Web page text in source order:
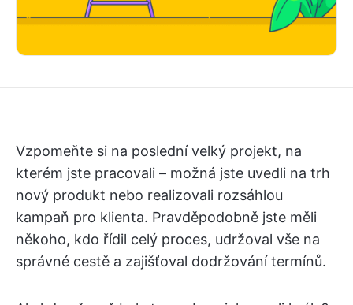
Vzpomeňte si na poslední velký projekt, na
kterém jste pracovali – možná jste uvedli na trh
nový produkt nebo realizovali rozsáhlou
kampaň pro klienta. Pravděpodobně jste měli
někoho, kdo řídil celý proces, udržoval vše na
správné cestě a zajišťoval dodržování termínů.